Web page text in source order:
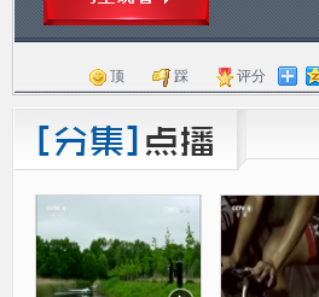
顶 踩 评分